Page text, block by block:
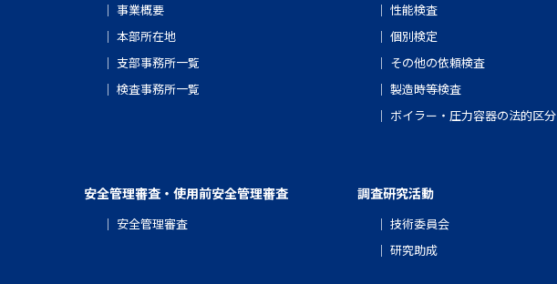
事業概要
本部所在地
支部事務所一覧
検査事務所一覧
性能検査
個別検定
その他の依頼検査
製造時等検査
ボイラー・圧力容器の法的区分
安全管理審査・使用前安全管理審査
安全管理審査
調査研究活動
技術委員会
研究助成